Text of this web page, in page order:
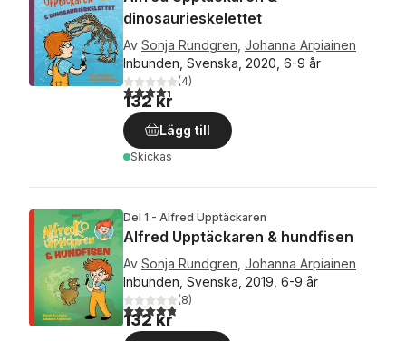
dinosaurieskelettet
Av Sonja Rundgren Johanna Arpiainen
Inbunden, Svenska, 2020, 6-9 år
4,3utav 5 stjärnor. Totalt antal röster:
(4)
132 kr
Lägg till
Skickas
Del 1 - Alfred Upptäckaren
Alfred Upptäckaren & hundfisen
Av Sonja Rundgren Johanna Arpiainen
Inbunden, Svenska, 2019, 6-9 år
4,8utav 5 stjärnor. Totalt antal röster:
(8)
132 kr